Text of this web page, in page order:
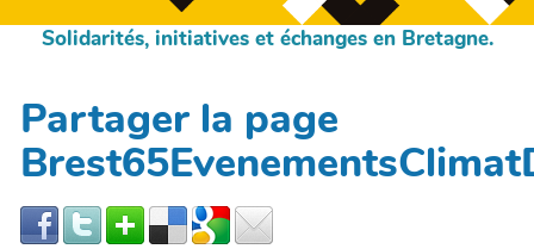
Solidarités, initiatives et échanges en Bretagne.
Partager la page